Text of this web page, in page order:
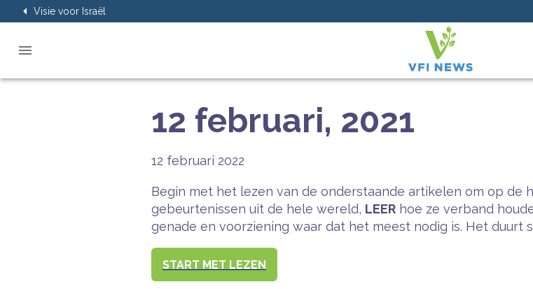
Visie voor Israël
12 februari, 2021
12 februari 2022
Begin met het lezen van de onderstaande artikelen om op de
gebeurtenissen uit de hele wereld, LEER hoe ze verband
genade en voorziening waar dat het meest nodig is. Het duurt
START MET LEZEN